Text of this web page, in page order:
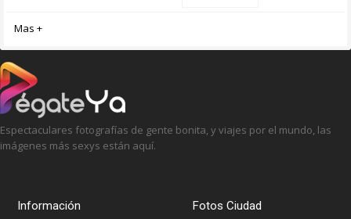
Mas +
Espectaculares fotografías de gente bonita, y viajes por el mundo, las
imágenes más sexys están aquí.
Información
Fotos Ciudad